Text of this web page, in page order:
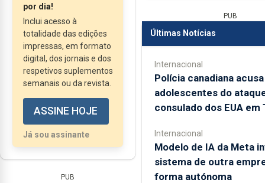
preliminares da
Caracterização do
Movimento
Associativo Parental
(MAP) na Região
Autónoma dos Açores.
por dia!
Inclui acesso à
totalidade das edições
impressas, em formato
digital, dos jornais e dos
respetivos suplementos
semanais ou da revista.
ASSINE HOJE
Já sou assinante
PUB
PUB
Últimas Notícias
Internacional
Polícia canadiana
adolescentes do
consulado dos EUA em
Internacional
Modelo de IA da Meta
sistema de outra
forma autónoma